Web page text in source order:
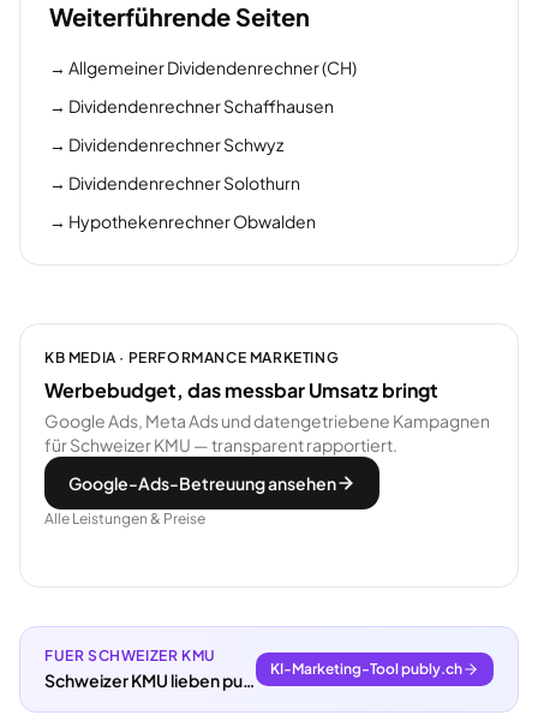
Weiterführende Seiten
→ Allgemeiner Dividendenrechner (CH)
→ Dividendenrechner Schaffhausen
→ Dividendenrechner Schwyz
→ Dividendenrechner Solothurn
→ Hypothekenrechner Obwalden
KB MEDIA · PERFORMANCE MARKETING
Werbebudget, das messbar Umsatz bringt
Google Ads, Meta Ads und datengetriebene Kampagnen
für Schweizer KMU — transparent rapportiert.
Google-Ads-Betreuung ansehen
Alle Leistungen & Preise
FUER SCHWEIZER KMU
Schweizer KMU lieben publy.ch.
KI-Marketing-Tool publy.ch